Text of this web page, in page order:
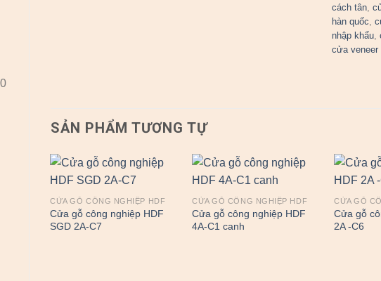
cách tân,
hàn quốc,
nhập khẩu,
cửa veneer
SẢN PHẨM TƯƠNG TỰ
CỬA GỖ CÔNG NGHIỆP HDF
Cửa gỗ công nghiệp HDF
SGD 2A-C7
CỬA GỖ CÔNG NGHIỆP HDF
Cửa gỗ công nghiệp HDF
4A-C1 canh
CỬA GỖ
Cửa gỗ
2A -C6